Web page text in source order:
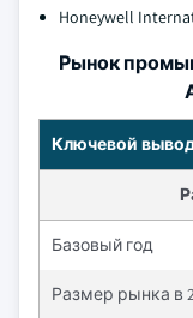
Honeywell
Рынок
Ключевой
Базовый год
Размер рынка в